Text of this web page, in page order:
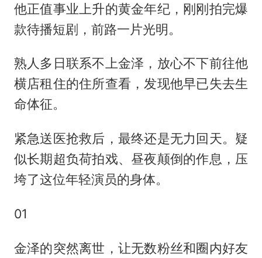
他正值事业上升的黄金年纪，刚刚拍完爆
款待播短剧，前路一片光明。
熟人多日联系不上金泽，放心不下前往他
横店租住的住所查看，发现他早已失去生
命体征。
紧急送医抢救后，最终还是无力回天。疑
似长期超负荷拍戏、昼夜颠倒的作息，压
垮了这位年轻演员的身体。
01
金泽的突然离世，让无数粉丝和圈内好友